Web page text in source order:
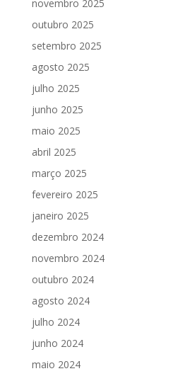
novembro 2025
outubro 2025
setembro 2025
agosto 2025
julho 2025
junho 2025
maio 2025
abril 2025
março 2025
fevereiro 2025
janeiro 2025
dezembro 2024
novembro 2024
outubro 2024
agosto 2024
julho 2024
junho 2024
maio 2024